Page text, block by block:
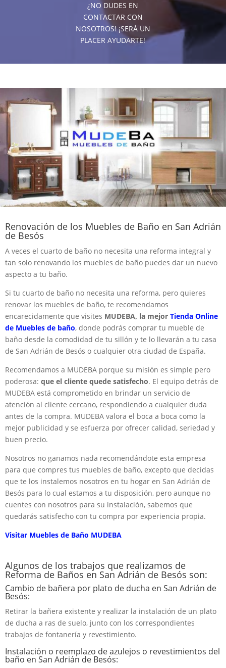
¿NO DUDES EN
CONTACTAR CON
NOSOTROS! ¡SERÁ UN
PLACER AYUDARTE!
Renovación de los Muebles de Baño en San Adrián
de Besós
A veces el cuarto de baño no necesita una reforma integral y
tan solo renovando los muebles de baño puedes dar un nuevo
aspecto a tu baño.
Si tu cuarto de baño no necesita una reforma, pero quieres
renovar los muebles de baño, te recomendamos
encarecidamente que visites MUDEBA, la mejor Tienda Online
de Muebles de baño, donde podrás comprar tu mueble de
baño desde la comodidad de tu sillón y te lo llevarán a tu casa
de San Adrián de Besós o cualquier otra ciudad de España.
Recomendamos a MUDEBA porque su misión es simple pero
poderosa: que el cliente quede satisfecho. El equipo detrás de
MUDEBA está comprometido en brindar un servicio de
atención al cliente cercano, respondiendo a cualquier duda
antes de la compra. MUDEBA valora el boca a boca como la
mejor publicidad y se esfuerza por ofrecer calidad, seriedad y
buen precio.
Nosotros no ganamos nada recomendándote esta empresa
para que compres tus muebles de baño, excepto que decidas
que te los instalemos nosotros en tu hogar en San Adrián de
Besós para lo cual estamos a tu disposición, pero aunque no
cuentes con nosotros para su instalación, sabemos que
quedarás satisfecho con tu compra por experiencia propia.
Visitar Muebles de Baño MUDEBA
Algunos de los trabajos que realizamos de
Reforma de Baños en San Adrián de Besós son:
Cambio de bañera por plato de ducha en San Adrián de
Besós:
Retirar la bañera existente y realizar la instalación de un plato
de ducha a ras de suelo, junto con los correspondientes
trabajos de fontanería y revestimiento.
Instalación o reemplazo de azulejos o revestimientos del
baño en San Adrián de Besós: